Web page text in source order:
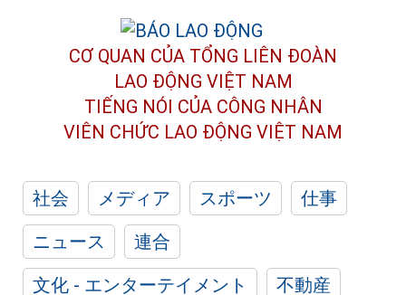
CƠ QUAN CỦA TỔNG LIÊN ĐOÀN
LAO ĐỘNG VIỆT NAM
TIẾNG NÓI CỦA CÔNG NHÂN
VIÊN CHỨC LAO ĐỘNG VIỆT NAM
社会 メディア スポーツ
仕事
ニュース
連合
文化 - エンターテイメント
不動産